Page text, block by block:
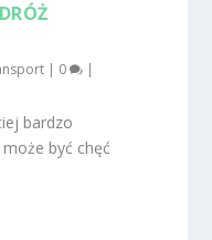
| 0 |
bardzo
być chęć